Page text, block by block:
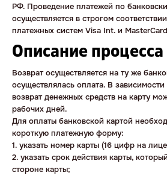
РФ. Проведение платежей по
осуществляется в строгом
платежных систем Visa Int. и
Описание процесса
Возврат осуществляется на ту же
осуществлялась оплата. В
возврат денежных средств на карту
рабочих дней.
Для оплаты банковской картой
короткую платежную форму:
1. указать номер карты (16 цифр на
2. указать срок действия карты,
стороне карты;